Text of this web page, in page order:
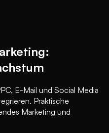
E-Mail und Social Media
Praktische
Marketing und